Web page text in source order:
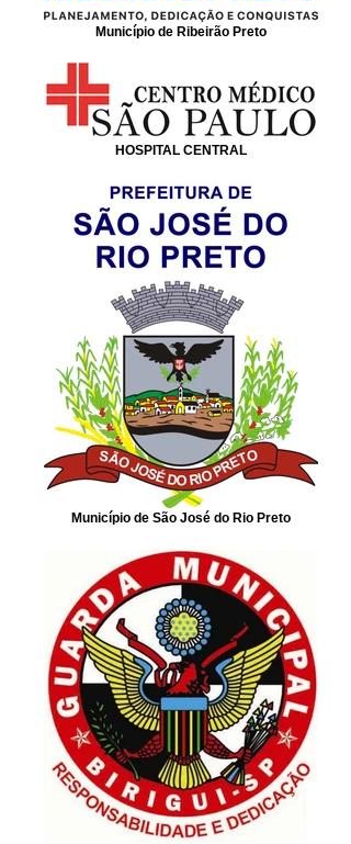
Município de Ribeirão Preto
HOSPITAL CENTRAL
Município de São José do Rio Preto